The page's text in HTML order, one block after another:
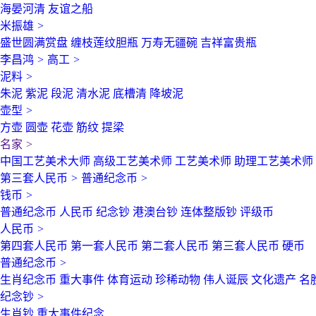
海晏河清 友谊之船
米振雄 >
盛世圆满赏盘 缠枝莲纹胆瓶 万寿无疆碗 吉祥富贵瓶
李昌鸿 > 高工 >
泥料 >
朱泥 紫泥 段泥 清水泥 底槽清 降坡泥
壶型 >
方壶 圆壶 花壶 筋纹 提梁
名家 >
中国工艺美术大师 高级工艺美术师 工艺美术师 助理工艺美术师
第三套人民币 > 普通纪念币 >
钱币 >
普通纪念币 人民币 纪念钞 港澳台钞 连体整版钞 评级币
人民币 >
第四套人民币 第一套人民币 第二套人民币 第三套人民币 硬币
普通纪念币 >
生肖纪念币 重大事件 体育运动 珍稀动物 伟人诞辰 文化遗产 名
纪念钞 >
生肖钞 重大事件纪念